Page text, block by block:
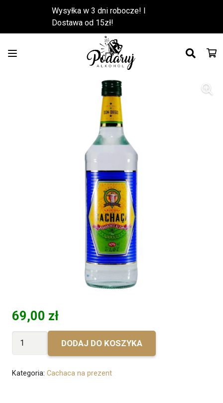
Wysyłka w 3 dni robocze! l
Dostawa od 15zł!
69,00 zł
ilość
DODAJ DO KOSZYKA
Kategoria: Cachaca na prezent